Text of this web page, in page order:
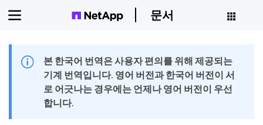
문서
본 한국어 번역은 사용자 편의를 위해 제공되는
기계 번역입니다. 영어 버전과 한국어 버전이 서
로 어긋나는 경우에는 언제나 영어 버전이 우선
합니다.